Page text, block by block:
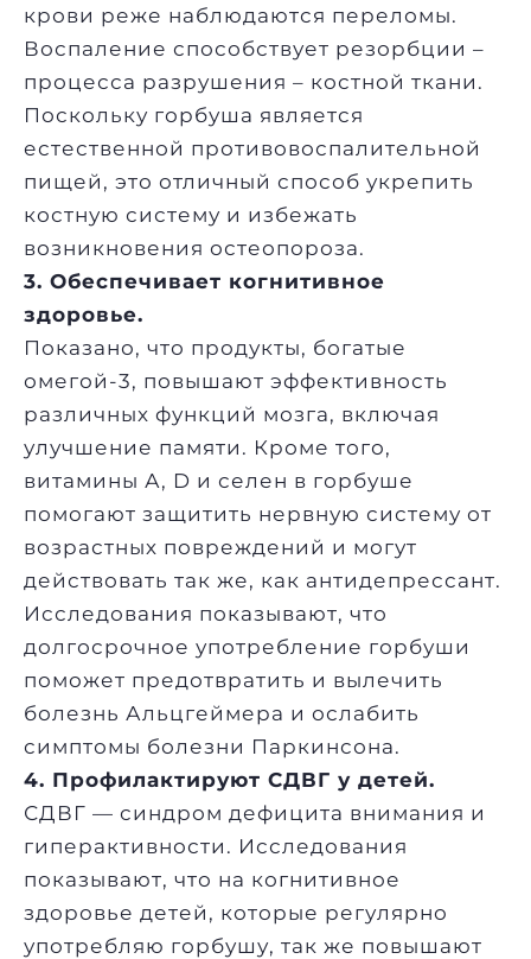
крови реже наблюдаются переломы.
Воспаление способствует резорбции –
процесса разрушения – костной ткани.
Поскольку горбуша является
естественной противовоспалительной
пищей, это отличный способ укрепить
костную систему и избежать
возникновения остеопороза.
3. Обеспечивает когнитивное
здоровье.
Показано, что продукты, богатые
омегой-3, повышают эффективность
различных функций мозга, включая
улучшение памяти. Кроме того,
витамины А, D и селен в горбуше
помогают защитить нервную систему от
возрастных повреждений и могут
действовать так же, как антидепрессант.
Исследования показывают, что
долгосрочное употребление горбуши
поможет предотвратить и вылечить
болезнь Альцгеймера и ослабить
симптомы болезни Паркинсона.
4. Профилактируют СДВГ у детей.
СДВГ — синдром дефицита внимания и
гиперактивности. Исследования
показывают, что на когнитивное
здоровье детей, которые регулярно
употребляю горбушу, так же повышают